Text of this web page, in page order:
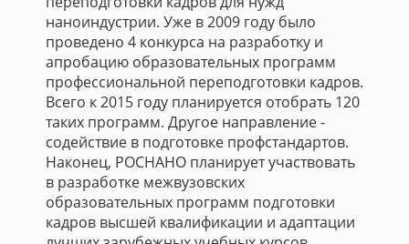
наноиндустрии. Уже в 2009 году было
проведено 4 конкурса на разработку и
апробацию образовательных программ
профессиональной переподготовки кадров.
Всего к 2015 году планируется отобрать 120
таких программ. Другое направление -
содействие в подготовке профстандартов.
Наконец, РОСНАНО планирует участвовать
в разработке межвузовских
образовательных программ подготовки
кадров высшей квалификации и адаптации